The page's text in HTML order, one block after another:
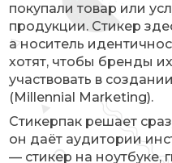
покупали товар или
продукции. Стикер
а носитель
хотят, чтобы бренды
участвовать в
(Millennial Marketing).
Стикерпак решает
он даёт аудитории
— стикер на ноутбуке,